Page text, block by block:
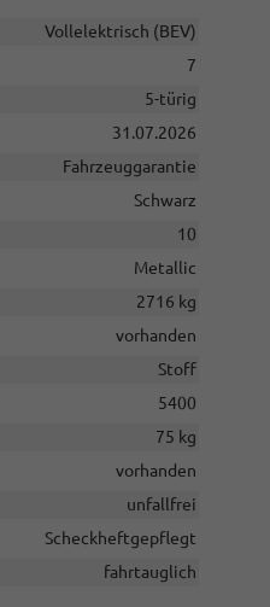
Vollelektrisch (BEV)
7
5-türig
31.07.2026
Fahrzeuggarantie
Schwarz
10
Metallic
2716 kg
vorhanden
Stoff
5400
75 kg
vorhanden
unfallfrei
Scheckheftgepflegt
fahrtauglich